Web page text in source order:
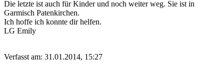
Die letzte ist auch für Kinder und noch weiter weg. Sie ist in
Garmisch Patenkirchen.
Ich hoffe ich konnte dir helfen.
LG Emily
Verfasst am: 31.01.2014, 15:27